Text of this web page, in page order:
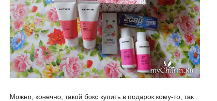
Можно, конечно, такой бокс купить в подарок кому-то, так